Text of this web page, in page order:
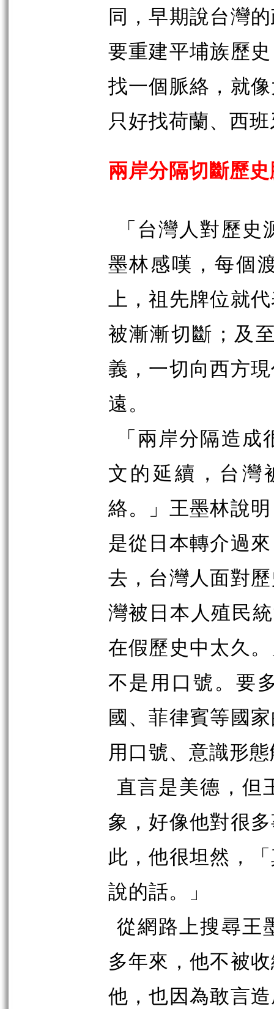
同，早期說台灣
要重建平埔族歷
找一個脈絡，就
只好找荷蘭、西
兩岸分隔切斷歷
「台灣人對歷
墨林感嘆，每個
上，祖先牌位就
被漸漸切斷；及
義，一切向西方
遠。
「兩岸分隔造
文的延續，台灣
絡。」王墨林說
是從日本轉介過
去，台灣人面對
灣被日本人殖民
在假歷史中太久
不是用口號。要
國、菲律賓等國
用口號、意識形
直言是美德，但
象，好像他對很
此，他很坦然，
說的話。」
從網路上搜尋王
多年來，他不被
他，也因為敢言